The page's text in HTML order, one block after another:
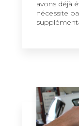
avons déjà
nécessite